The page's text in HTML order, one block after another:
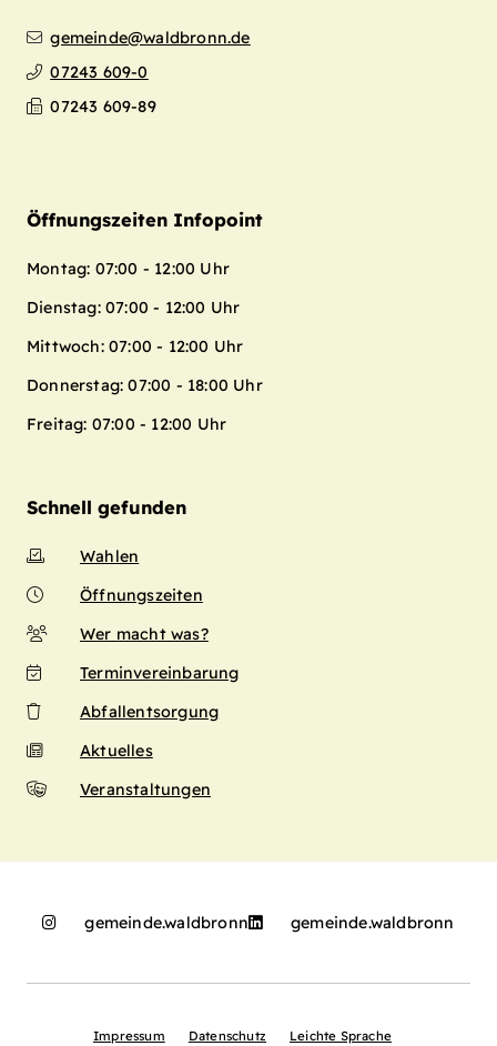
gemeinde@waldbronn.de
07243 609-0
07243 609-89
Öffnungszeiten Infopoint
Montag: 07:00 - 12:00 Uhr
Dienstag: 07:00 - 12:00 Uhr
Mittwoch: 07:00 - 12:00 Uhr
Donnerstag: 07:00 - 18:00 Uhr
Freitag: 07:00 - 12:00 Uhr
Schnell gefunden
Wahlen
Öffnungszeiten
Wer macht was?
Terminvereinbarung
Abfallentsorgung
Aktuelles
Veranstaltungen
gemeinde.waldbronn gemeinde.waldbronn
Impressum Datenschutz Leichte Sprache